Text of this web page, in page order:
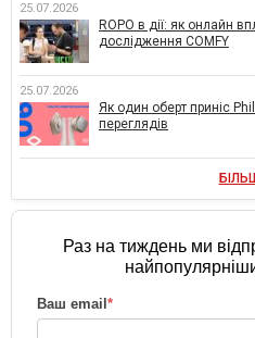
25.07.2026
ROPO в дії: як онлайн
дослідження COMFY
25.07.2026
Як один оберт приніс
переглядів
Раз на тиждень ми
Ваш email *